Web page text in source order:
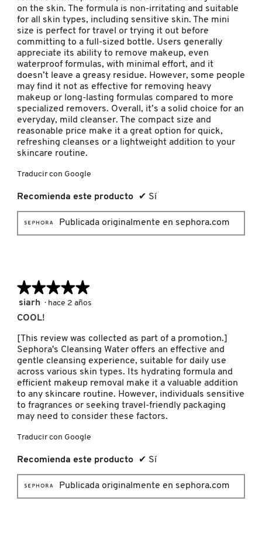
LIVING PROOF
MAC COSMETICS
MAISON LOUIS MARIE
MAKEUP BY MARIO
MEDICUBE
MOROCCANOIL
MOSCHINO
MURAD
NARS
NATASHA DENONA
on the skin. The formula is non-irritating and suitable
for all skin types, including sensitive skin. The mini
size is perfect for travel or trying it out before
committing to a full-sized bottle. Users generally
appreciate its ability to remove makeup, even
waterproof formulas, with minimal effort, and it
doesn’t leave a greasy residue. However, some people
may find it not as effective for removing heavy
makeup or long-lasting formulas compared to more
specialized removers. Overall, it’s a solid choice for an
everyday, mild cleanser. The compact size and
reasonable price make it a great option for quick,
refreshing cleanses or a lightweight addition to your
skincare routine.
Traducir con Google
Recomienda este producto ✔ Sí
Publicada originalmente en sephora.com
★★★★★
★★★★★
5
de
estrellas.
siarh · hace 2 años
COOL!
[This review was collected as part of a promotion.]
Sephora's Cleansing Water offers an effective and
gentle cleansing experience, suitable for daily use
across various skin types. Its hydrating formula and
efficient makeup removal make it a valuable addition
to any skincare routine. However, individuals sensitive
to fragrances or seeking travel-friendly packaging
may need to consider these factors.
Traducir con Google
Recomienda este producto ✔ Sí
Publicada originalmente en sephora.com